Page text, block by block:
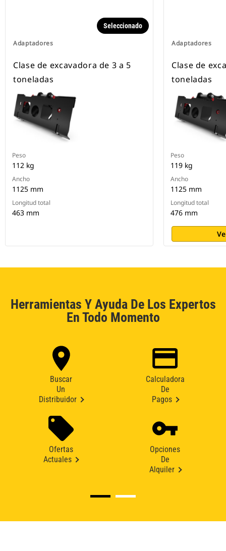
Adaptadores
Seleccionado
Clase de excavadora de 3 a 5
toneladas
Peso
112 kg
Ancho
1125 mm
Longitud total
463 mm
Adaptadores
Clase de
toneladas
Peso
119 kg
Ancho
1125 mm
Longitud total
476 mm
Herramientas Y Ayuda De Los Expertos
En Todo Momento
Buscar
Un
Distribuidor
Calculadora
De
Pagos
Ofertas
Actuales
Opciones
De
Alquiler